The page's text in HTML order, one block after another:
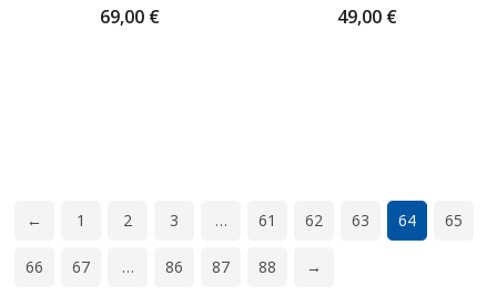
69,00 € 49,00 €
← 1 2 3 … 61 62 63 64 65
66 67 … 86 87 88 →